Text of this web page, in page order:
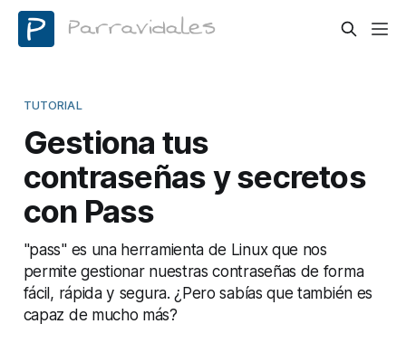
TUTORIAL
Gestiona tus
contraseñas y secretos
con Pass
"pass" es una herramienta de Linux que nos
permite gestionar nuestras contraseñas de forma
fácil, rápida y segura. ¿Pero sabías que también es
capaz de mucho más?